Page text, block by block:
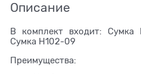
Описание
В комплект входит: Сумка
Сумка H102-09
Преимущества: